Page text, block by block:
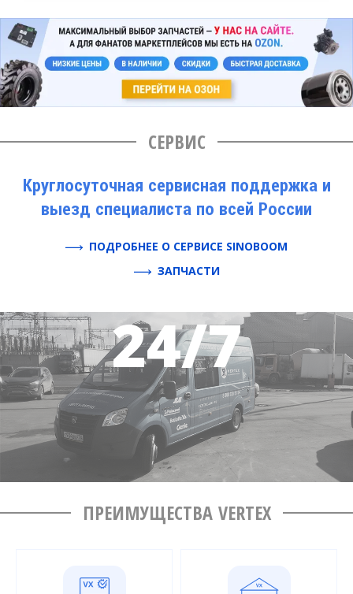
СЕРВИС
Круглосуточная сервисная поддержка и
выезд специалиста по всей России
ПОДРОБНЕЕ О СЕРВИСЕ SINOBOOM
ЗАПЧАСТИ
ПРЕИМУЩЕСТВА VERTEX